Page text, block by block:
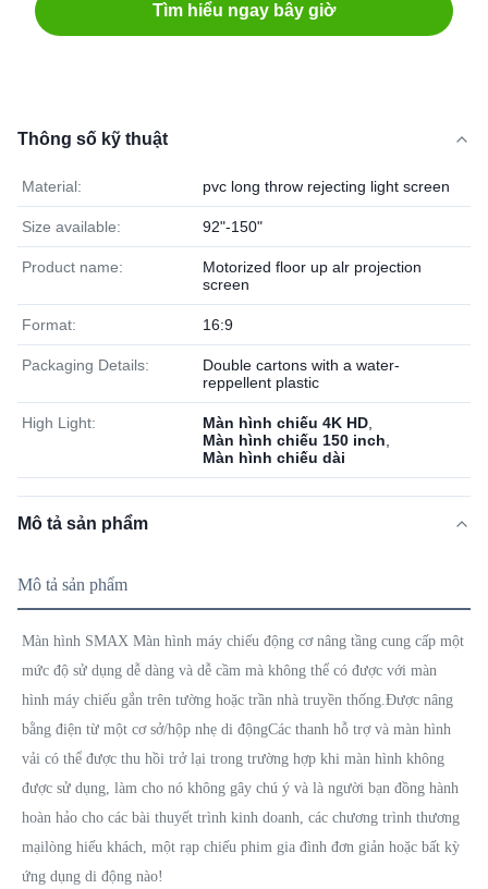
Tìm hiểu ngay bây giờ
Thông số kỹ thuật
Material: pvc long throw rejecting light screen
Size available: 92"-150"
Product name:
Motorized floor up alr projection
screen
Format: 16:9
Packaging Details:
Double cartons with a water-
reppellent plastic
High Light: Màn hình chiếu 4K HD
Màn hình chiếu 150 inch
Màn hình chiếu dài
Mô tả sản phẩm
Mô tả sản phẩm
Màn hình SMAX Màn hình máy chiếu động cơ nâng tầng cung cấp một
mức độ sử dụng dễ dàng và dễ cầm mà không thể có được với màn
hình máy chiếu gắn trên tường hoặc trần nhà truyền thống.Được nâng
bằng điện từ một cơ sở/hộp nhẹ di độngCác thanh hỗ trợ và màn hình
vải có thể được thu hồi trở lại trong trường hợp khi màn hình không
được sử dụng, làm cho nó không gây chú ý và là người bạn đồng hành
hoàn hảo cho các bài thuyết trình kinh doanh, các chương trình thương
mạilòng hiếu khách, một rạp chiếu phim gia đình đơn giản hoặc bất kỳ
ứng dụng di động nào!